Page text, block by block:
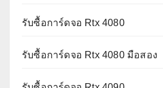
รับซื้อการ์ดจอ Rtx 4080
รับซื้อการ์ดจอ Rtx 4080 มือสอง